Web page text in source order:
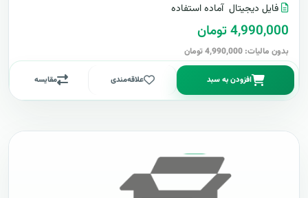
فایل دیجیتال آماده استفاده
4,990,000 تومان
بدون مالیات: 4,990,000 تومان
افزودن به سبد علاقه‌مندی مقایسه